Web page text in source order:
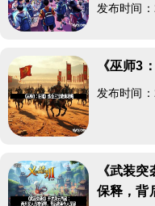
发布时间
《巫师3
发布时间
《武装
保释，背